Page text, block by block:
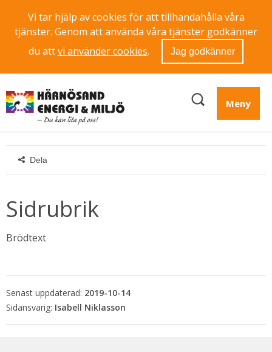
Vi tar hjälp av cookies för att tillhandahålla våra
tjänster. Genom att använda våra tjänster godkänner
du attvi använder cookies. Jag godkänner
Meny
Dela
Sidrubrik
Brödtext
Senast uppdaterad: 2019-10-14
Isabell Niklasson